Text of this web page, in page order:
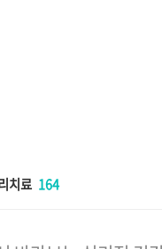
치료 164